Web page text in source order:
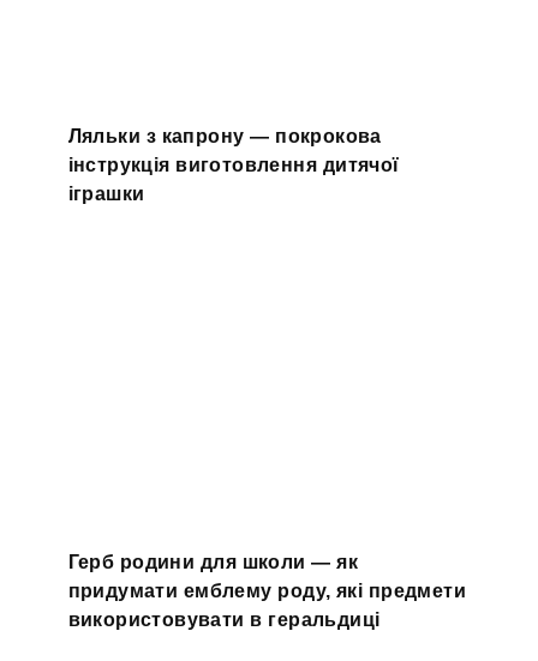
Ляльки з капрону — покрокова
інструкція виготовлення дитячої
іграшки
Герб родини для школи — як
придумати емблему роду, які предмети
використовувати в геральдиці